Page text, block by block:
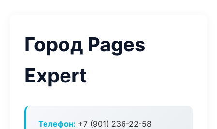
Город Pages
Expert
Телефон: +7 (901) 236-22-58